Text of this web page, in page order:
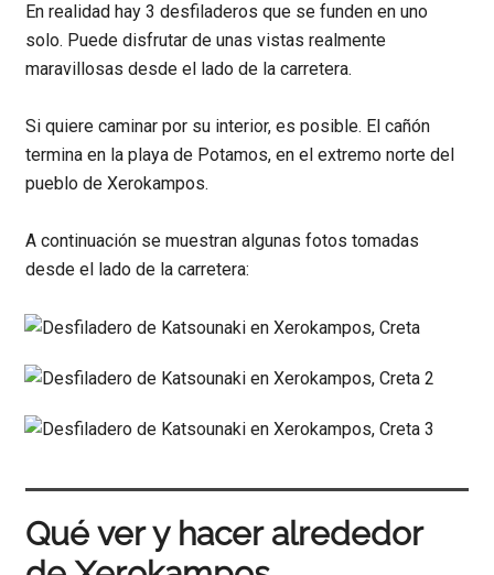
En realidad hay 3 desfiladeros que se funden en uno
solo. Puede disfrutar de unas vistas realmente
maravillosas desde el lado de la carretera.
Si quiere caminar por su interior, es posible. El cañón
termina en la playa de Potamos, en el extremo norte del
pueblo de Xerokampos.
A continuación se muestran algunas fotos tomadas
desde el lado de la carretera:
Qué ver y hacer alrededor